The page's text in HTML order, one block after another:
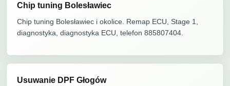
Chip tuning Bolesławiec
Chip tuning Bolesławiec i okolice. Remap ECU, Stage 1,
diagnostyka, diagnostyka ECU, telefon 885807404.
Usuwanie DPF Głogów